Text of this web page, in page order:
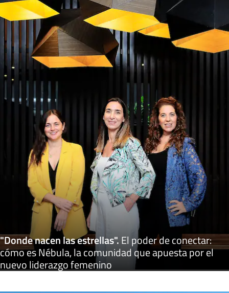
"Donde nacen las estrellas".El poder de conectar:
cómo es Nébula, la comunidad que apuesta por el
nuevo liderazgo femenino